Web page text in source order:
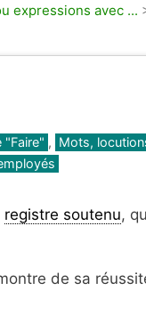
expressions avec ...
"Faire" , Mots,
registre soutenu,
de sa